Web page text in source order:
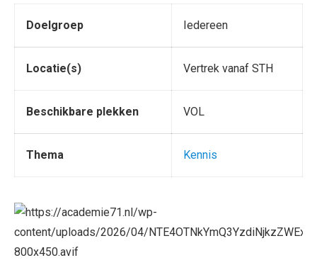
Doelgroep Iedereen
Locatie(s) Vertrek vanaf STH
Beschikbare plekken VOL
Thema Kennis